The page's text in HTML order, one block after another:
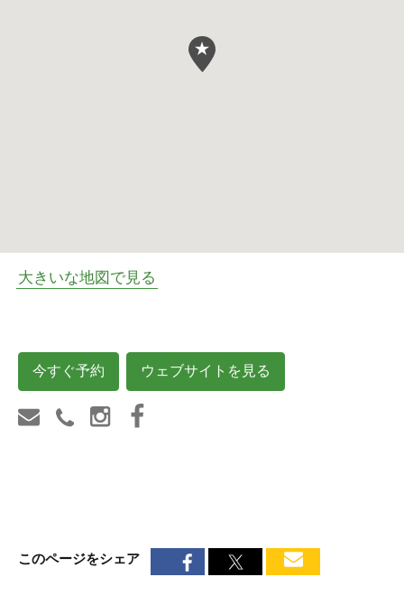
大きいな地図で見る
今すぐ予約 ウェブサイトを見る
このページをシェア